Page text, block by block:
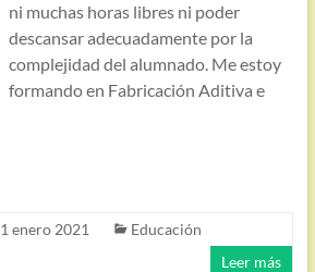
ni muchas horas libres ni poder
descansar adecuadamente por la
complejidad del alumnado. Me estoy
formando en Fabricación Aditiva e
1 enero 2021
Educación
Leer más